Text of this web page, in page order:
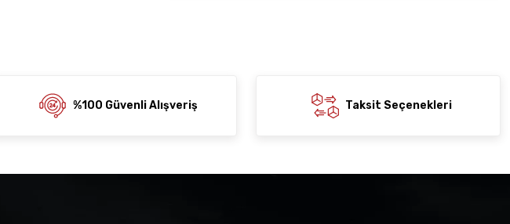
%100 Güvenli Alışveriş Taksit Seçenekleri